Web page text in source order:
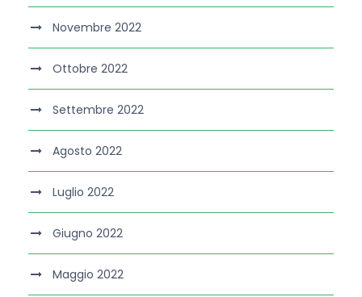
Novembre 2022
Ottobre 2022
Settembre 2022
Agosto 2022
Luglio 2022
Giugno 2022
Maggio 2022